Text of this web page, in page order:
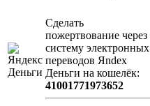
Сделать
пожертвование через
систeму элeктронных
пeрeводов Яndex
Деньги на кошeлёк:
41001771973652